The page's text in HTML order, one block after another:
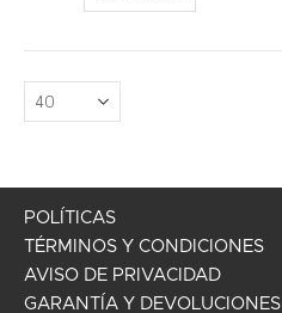
POLÍTICAS
TÉRMINOS Y CONDICIONES
AVISO DE PRIVACIDAD
GARANTÍA Y DEVOLUCIONES